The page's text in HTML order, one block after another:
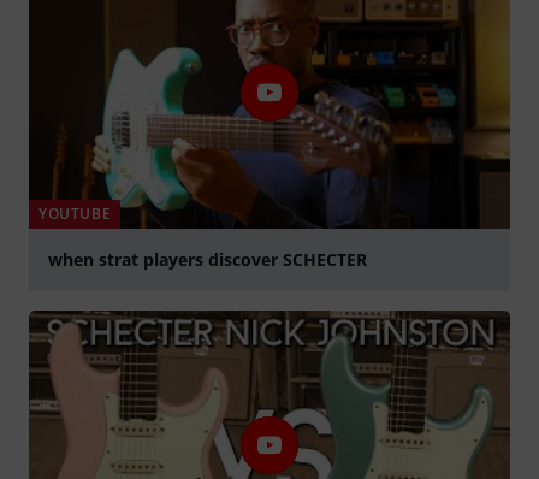
YOUTUBE
when strat players discover SCHECTER